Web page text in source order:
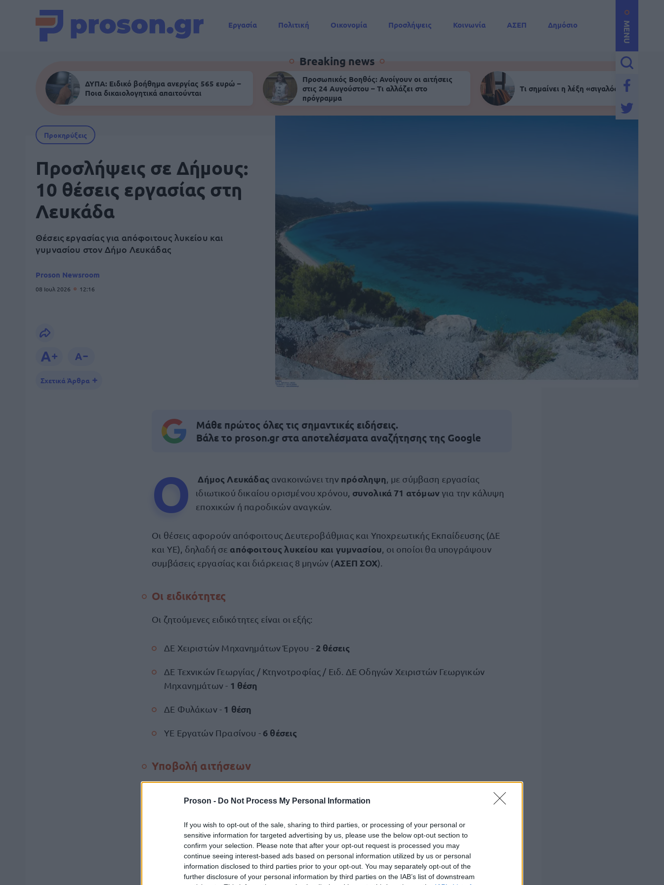
Proson - Do Not Process My Personal Information
If you wish to opt-out of the sale, sharing to third parties, or processing of your personal or
sensitive information for targeted advertising by us, please use the below opt-out section to
confirm your selection. Please note that after your opt-out request is processed you may
continue seeing interest-based ads based on personal information utilized by us or personal
information disclosed to third parties prior to your opt-out. You may separately opt-out of the
further disclosure of your personal information by third parties on the IAB’s list of downstream
MENU
Εργασία Πολιτική Οικονομία Προσλήψεις Κοινωνία ΑΣΕΠ
Δημόσιο
Breaking news
ΔΥΠΑ: Ειδικό βοήθημα ανεργίας 565 ευρώ –
Ποια δικαιολογητικά απαιτούνται
Προσωπικός Βοηθός: Ανοίγουν οι αιτήσεις
στις 24 Αυγούστου – Τι αλλάζει στο
πρόγραμμα
Τι σημαίνει η λέξη «σιγαλός»
Προκηρύξεις
Προσλήψεις σε Δήμους:
10 θέσεις εργασίας στη
Λευκάδα
Θέσεις εργασίας για απόφοιτους λυκείου και
γυμνασίου στον Δήμο Λευκάδας
Proson Newsroom
08 Ιουλ 2026 12:16
Σχετικά Άρθρα
Μάθε πρώτος όλες τις σημαντικές ειδήσεις.
Βάλε το proson.gr στα αποτελέσματα αναζήτησης της Google
Ο Δήμος Λευκάδας ανακοινώνει την πρόσληψη , με σύμβαση εργασίας
ιδιωτικού δικαίου ορισμένου χρόνου, συνολικά 71 ατόμωνγια την κάλυψη
εποχικών ή παροδικών αναγκών.
Οι θέσεις αφορούν απόφοιτους Δευτεροβάθμιας και Υποχρεωτικής Εκπαίδευσης (ΔΕ
και ΥΕ), δηλαδή σε απόφοιτους λυκείου και γυμνασίου , οι οποίοι θα υπογράψουν
συμβάσεις εργασίας και διάρκειας 8 μηνών (ΑΣΕΠ ΣΟΧ).
Οι ειδικότητες
Οι ζητούμενες ειδικότητες είναι οι εξής:
ΔΕ Χειριστών Μηχανημάτων Έργου - 2 θέσεις
ΔΕ Τεχνικών Γεωργίας / Κτηνοτροφίας / Ειδ. ΔΕ Οδηγών Χειριστών Γεωργικών
Μηχανημάτων - 1 θέση
ΔΕ Φυλάκων - 1 θέση
YE Εργατών Πρασίνου - 6 θέσεις
Υποβολή αιτήσεων
ΑΣΕΠ ΣΟΧ 2ΔΕ/ΥΕκαι να την υποβάλουν μαζί με τα απαιτούμενα δικαιολογητικά είτε
εξουσιοδότηση φέρει την υπογραφή τους θεωρημένη από δημόσια αρχή, είτε
ταχυδρομικά με συστημένη επιστολή, στα γραφεία της υπηρεσίας μας στην ακόλουθη
διεύθυνση: